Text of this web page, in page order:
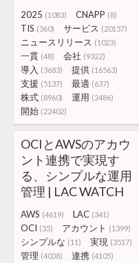
2025 (1083) CNAPP (8)
TIS (360) サービス (20137)
ニュースリリース (1023)
一貫 (48) 会社 (9322)
導入 (3683) 提供 (16563)
支援 (5137) 最適 (637)
株式 (8960) 運用 (2486)
開始 (22402)
OCIとAWSのアカウ
ント連携で実現す
る、シンプルな運用
管理 | LAC WATCH
AWS (4619) LAC (341)
OCI (35) アカウント (1399)
シンプルな (11) 実現 (3517)
管理 (4038) 連携 (4105)